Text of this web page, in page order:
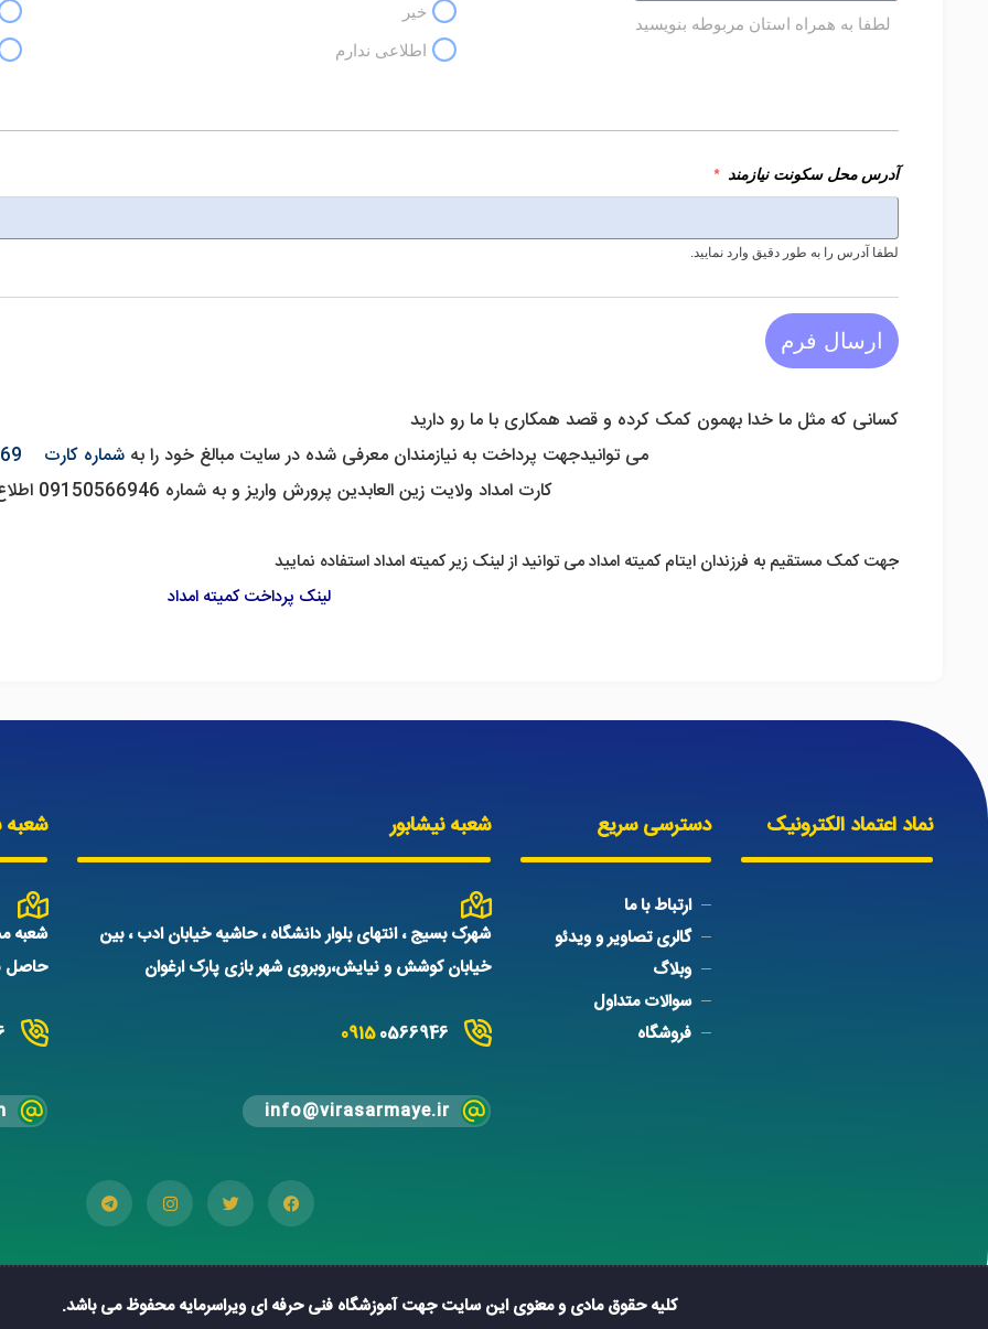
لطفا به همراه استان مربوطه بنویسید
خیر
اطلاعی ندارم
آدرس محل سکونت نیازمند *
لطفا آدرس را به طور دقیق وارد نمایید.
کسانی که مثل ما خدا بهمون کمک کرده و قصد همکاری با ما رو دارید
می توانیدجهت پرداخت به نیازمندان معرفی شده در سایت مبالغ خود را به شماره کارت 6037998962892369
کارت امداد ولایت زین العابدین پرورش واریز و به شماره 09150566946 اطلاع دهید .
جهت کمک مستقیم به فرزندان ایتام کمیته امداد می توانید از لینک زیر کمیته امداد استفاده نمایید
لینک پرداخت کمیته امداد
نماد اعتماد الکترونیک دسترسی سریع
ارتباط با ما
گالری تصاویر و ویدئو
وبلاگ
سوالات متداول
فروشگاه
شعبه نیشابور
شهرک بسیج ، انتهای بلوار دانشگاه ، حاشیه خیابان ادب ، بین
خیابان کوشش و نیایش،روبروی شهر بازی پارک ارغوان
09150566946
info@virasarmaye.ir
شعبه
شعبه
حاصل
کلیه حقوق مادی و معنوی این سایت جهت آموزشگاه فنی حرفه ای ویراسرمایه محفوظ می باشد.